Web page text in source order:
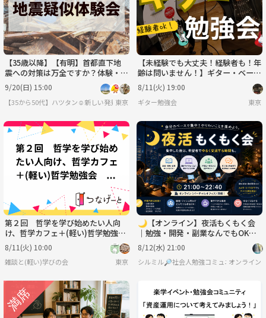
【35歳以降】【有明】首都直下地
震への対策は万全ですか？体験・勉
強会【女性主催】
9/20(日) 15:00
【35から50代】ハツタン☺️新しい発見探索コミュ
東京
【未経験でも大丈夫！経験者も！年
齢は問いません！】ギター・ベース
交流会🎸
8/11(火) 19:00
ギター勉強会 東京
第２回 哲学を学び始めたい人向
け、哲学カフェ＋(軽い)哲学勉強
会 テーマ「自分が動かされた言葉
（仮題）」
8/11(火) 10:00
雑談と(軽い)学びの会 東京
🌙【オンライン】夜活もくもく会
｜勉強・開発・副業なんでもOK！
交流会あり
8/12(水) 21:00
シルミル🔎社会人勉強コミュニティオンライン